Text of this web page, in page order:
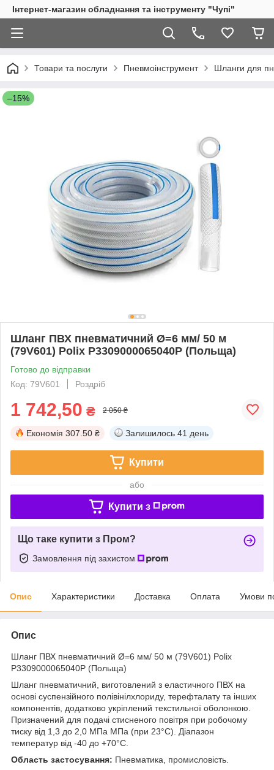
Інтернет-магазин обладнання та інструменту "Чупі"
Товари та послуги Пневмоінструмент Шланги для
–15%
Шланг ПВХ пневматичний Ø=6 мм/ 50 м
(79V601) Polix P3309000065040P (Польща)
Готово до відправки
Код: 79V601
Роздріб
1 742,50 ₴ 2 050 ₴
Економія 307.50 ₴ Залишилось 41 день
Купити
або
Купити з
Що таке купити з Пром?
Замовлення під захистом
Опис Характеристики Доставка Оплата Умови
Опис
Шланг ПВХ пневматичний Ø=6 мм/ 50 м (79V601) Polix
P3309000065040P (Польща)
Шланг пневматичний, виготовлений з еластичного ПВХ на
основі суспензійного полівінілхлориду, терефталату та інших
компонентів, додатково укріплений текстильної оболонкою.
Призначений для подачі стисненого повітря при робочому
тиску від 1,3 до 2,0 МПа МПа (при 23°С). Діапазон
температур від -40 до +70°С.
Область застосування: Пневматика, промисловість.